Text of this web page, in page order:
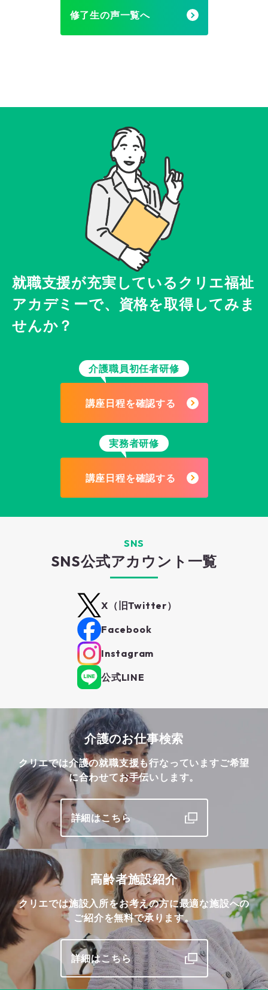
修了生の声一覧へ
就職支援が充実している クリエ福祉
アカデミーで、 資格を取得してみま
せんか？
介護職員初任者研修
講座日程を確認する
実務者研修
講座日程を確認する
SNS
SNS公式アカウント一覧
公式LINE
Instagram
Facebook
X（旧Twitter）
介護のお仕事検索
クリエでは介護の就職支援も行なっていますご希望
に合わせてお手伝いします。
詳細はこちら
高齢者施設紹介
クリエでは施設入所をお考えの方に最適な施設への
ご紹介を無料で承ります。
詳細はこちら